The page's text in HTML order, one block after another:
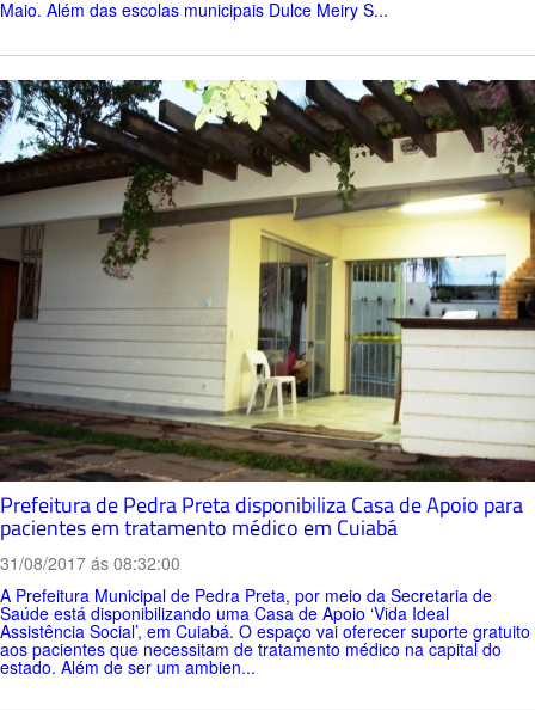
Maio. Além das escolas municipais Dulce Meiry S...
Prefeitura de Pedra Preta disponibiliza Casa de Apoio para
pacientes em tratamento médico em Cuiabá
31/08/2017 ás 08:32:00
A Prefeitura Municipal de Pedra Preta, por meio da Secretaria de
Saúde está disponibilizando uma Casa de Apoio ‘Vida Ideal
Assistência Social’, em Cuiabá. O espaço vai oferecer suporte gratuito
aos pacientes que necessitam de tratamento médico na capital do
estado. Além de ser um ambien...